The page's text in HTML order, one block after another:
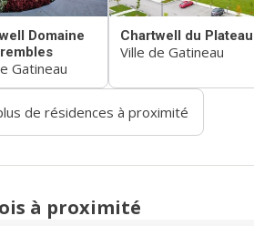
Domaine
Gatineau
Chartwell du Plateau
Ville de Gatineau
de résidences à proximité
à proximité